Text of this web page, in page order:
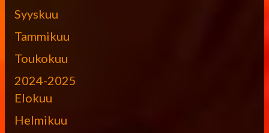
Syyskuu
Tammikuu
Toukokuu
2024-2025
Elokuu
Helmikuu